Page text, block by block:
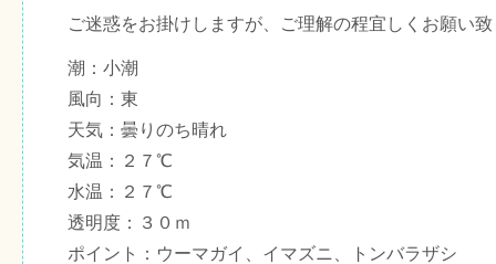
ご迷惑をお掛けしますが、ご理解の程宜しくお願い
潮：小潮
風向：東
天気：曇りのち晴れ
気温：２７℃
水温：２７℃
透明度：３０ｍ
ポイント：ウーマガイ、イマズニ、トンバラザシ